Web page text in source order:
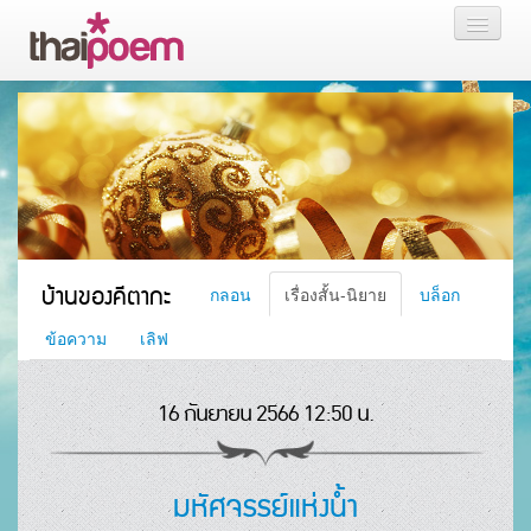
หน้าแรก
เรื่องสั้น นิยาย
บล็อก
สมาชิก
หน้าส่วนตัว
บ้านของคีตากะ กลอน เรื่องสั้น-นิยาย
บล็อก
ข้อความ
เลิฟ
16 กันยายน 2566 12:50 น.
มหัศจรรย์แห่งน้ำ